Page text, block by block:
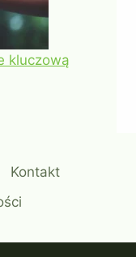
kluczową
Kontakt